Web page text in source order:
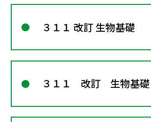
３１１ 改訂 生物基礎
３１１ 改訂 生物基礎